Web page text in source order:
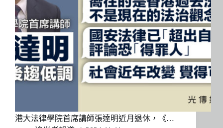
港大法律學院首席講師張達明近月退休，《…